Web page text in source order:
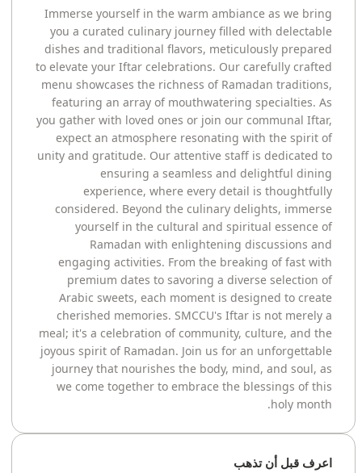
Immerse yourself in the warm ambiance as we bring
you a curated culinary journey filled with delectable
dishes and traditional flavors, meticulously prepared
to elevate your Iftar celebrations. Our carefully crafted
menu showcases the richness of Ramadan traditions,
featuring an array of mouthwatering specialties. As
you gather with loved ones or join our communal Iftar,
expect an atmosphere resonating with the spirit of
unity and gratitude. Our attentive staff is dedicated to
ensuring a seamless and delightful dining
experience, where every detail is thoughtfully
considered. Beyond the culinary delights, immerse
yourself in the cultural and spiritual essence of
Ramadan with enlightening discussions and
engaging activities. From the breaking of fast with
premium dates to savoring a diverse selection of
Arabic sweets, each moment is designed to create
cherished memories. SMCCU's Iftar is not merely a
meal; it's a celebration of community, culture, and the
joyous spirit of Ramadan. Join us for an unforgettable
journey that nourishes the body, mind, and soul, as
we come together to embrace the blessings of this
holy month.
اعرف قبل أن تذهب